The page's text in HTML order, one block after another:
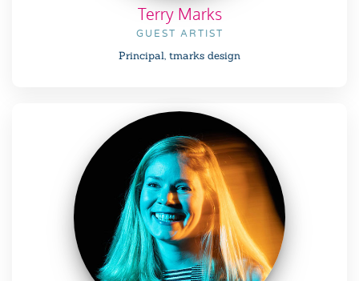
Terry Marks
GUEST ARTIST
Principal, tmarks design